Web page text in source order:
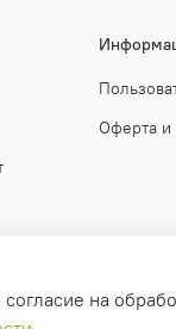
Оферта и
на